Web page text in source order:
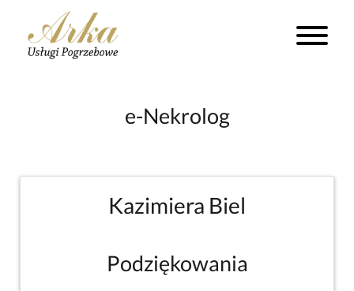
e-Nekrolog
Kazimiera Biel
Podziękowania